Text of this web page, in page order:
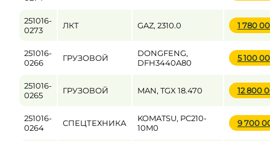
251016-
0273
ЛКТ GAZ, 2310.0 1 780
251016-
0266
ГРУЗОВОЙ
DONGFENG,
DFH3440A80
5 100
251016-
0265
ГРУЗОВОЙ MAN, TGX 18.470 12 800
251016-
0264
СПЕЦТЕХНИКА
KOMATSU, PC210-
10M0
9 700